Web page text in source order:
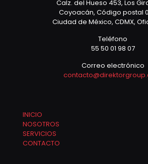
Calz. del Hueso 453, Los
Coyoacán, Código postal
Ciudad de México, CDMX,
Teléfono
55 50 01 98 07
Correo electrónico
INICIO
NOSOTROS
SERVICIOS
CONTACTO